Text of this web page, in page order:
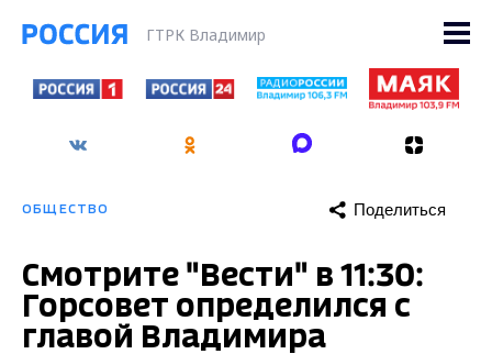
ГТРК Владимир
ОБЩЕСТВО Поделиться
Смотрите "Вести" в 11:30:
Горсовет определился с
главой Владимира